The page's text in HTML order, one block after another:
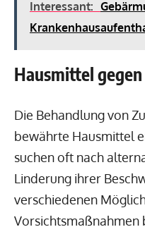
Interessant:
Hausmittel
Die Behandlung von
bewährte Hausmittel
suchen oft nach
Linderung ihrer
verschiedenen
Vorsichtsmaßnahmen